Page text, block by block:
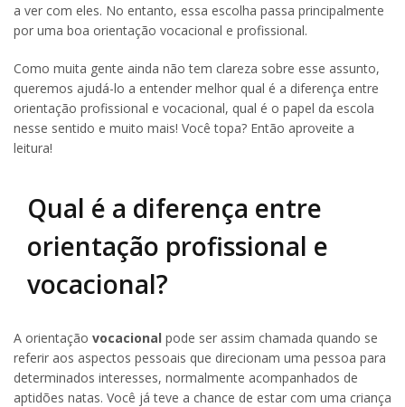
a ver com eles. No entanto, essa escolha passa principalmente
por uma boa orientação vocacional e profissional.
Como muita gente ainda não tem clareza sobre esse assunto,
queremos ajudá-lo a entender melhor qual é a diferença entre
orientação profissional e vocacional, qual é o papel da escola
nesse sentido e muito mais! Você topa? Então aproveite a
leitura!
Qual é a diferença entre
orientação profissional e
vocacional?
A orientação vocacional pode ser assim chamada quando se
referir aos aspectos pessoais que direcionam uma pessoa para
determinados interesses, normalmente acompanhados de
aptidões natas. Você já teve a chance de estar com uma criança